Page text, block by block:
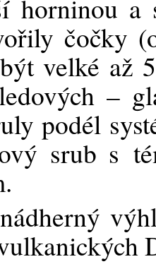
horninou
čočky
velké
–
podél
srub s